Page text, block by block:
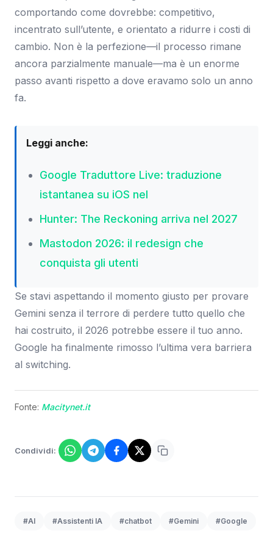
comportando come dovrebbe: competitivo,
incentrato sull’utente, e orientato a ridurre i costi di
cambio. Non è la perfezione—il processo rimane
ancora parzialmente manuale—ma è un enorme
passo avanti rispetto a dove eravamo solo un anno
fa.
Leggi anche:
Google Traduttore Live: traduzione
istantanea su iOS nel
Hunter: The Reckoning arriva nel 2027
Mastodon 2026: il redesign che
conquista gli utenti
Se stavi aspettando il momento giusto per provare
Gemini senza il terrore di perdere tutto quello che
hai costruito, il 2026 potrebbe essere il tuo anno.
Google ha finalmente rimosso l’ultima vera barriera
al switching.
Fonte: Macitynet.it
Condividi:
#AI #Assistenti IA #chatbot #Gemini #Google